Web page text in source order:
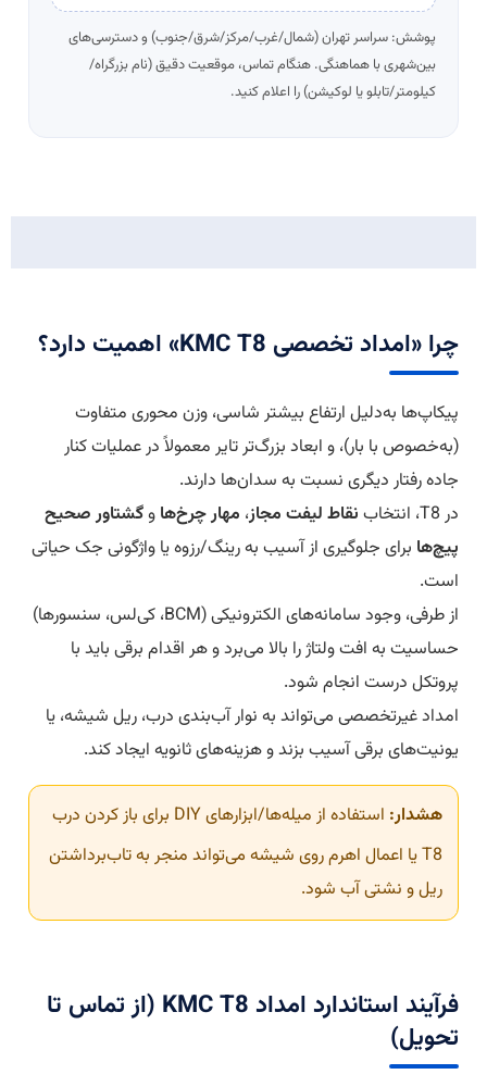
پوشش: سراسر تهران (شمال/غرب/مرکز/شرق/جنوب) و دسترسی‌های
بین‌شهری با هماهنگی. هنگام تماس، موقعیت دقیق (نام بزرگراه/
کیلومتر/تابلو یا لوکیشن) را اعلام کنید.
چرا «امداد تخصصی KMC T8» اهمیت دارد؟
پیکاپ‌ها به‌دلیل ارتفاع بیشتر شاسی، وزن محوری متفاوت
(به‌خصوص با بار)، و ابعاد بزرگ‌تر تایر معمولاً در عملیات کنار
جاده رفتار دیگری نسبت به سدان‌ها دارند.
در T8، انتخاب
نقاط لیفت مجاز، مهار چرخ‌ها وگشتاور صحیح
پیچ‌ها برای جلوگیری از آسیب به رینگ/رزوه یا واژگونی جک حیاتی
است.
از طرفی، وجود سامانه‌های الکترونیکی (BCM، کی‌لس، سنسورها)
حساسیت به افت ولتاژ را بالا می‌برد و هر اقدام برقی باید با
پروتکل درست انجام شود.
امداد غیرتخصصی می‌تواند به نوار آب‌بندی درب، ریل شیشه، یا
یونیت‌های برقی آسیب بزند و هزینه‌های ثانویه ایجاد کند.
هشدار:
استفاده از میله‌ها/ابزارهای DIY برای باز کردن درب
T8 یا اعمال اهرم روی شیشه می‌تواند منجر به تاب‌برداشتن
ریل و نشتی آب شود.
فرآیند استاندارد امداد KMC T8 (از تماس تا
تحویل)